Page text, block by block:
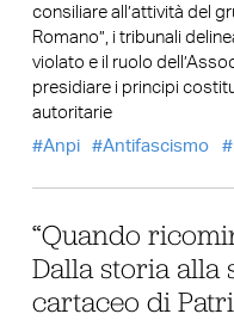
consiliare all’attività del
Romano”, i tribunali
violato e il ruolo
presidiare i principi
autoritarie
Anpi
Antifascismo
“Quando
Dalla storia alla
cartaceo di